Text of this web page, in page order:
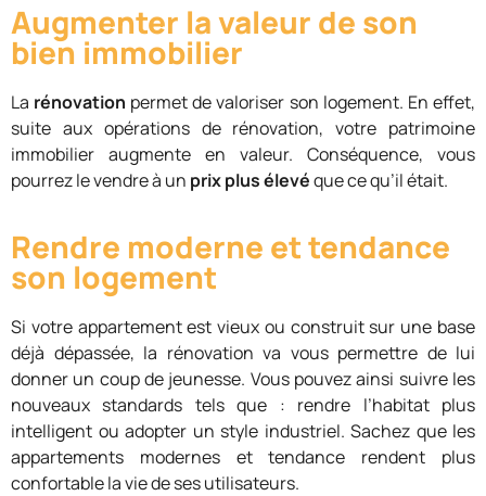
Augmenter la valeur de son
bien immobilier
La rénovation permet de valoriser son logement. En effet,
suite aux opérations de rénovation, votre patrimoine
immobilier augmente en valeur. Conséquence, vous
pourrez le vendre à un prix plus élevéque ce qu’il était.
Rendre moderne et tendance
son logement
Si votre appartement est vieux ou construit sur une base
déjà dépassée, la rénovation va vous permettre de lui
donner un coup de jeunesse. Vous pouvez ainsi suivre les
nouveaux standards tels que : rendre l’habitat plus
intelligent ou adopter un style industriel. Sachez que les
appartements modernes et tendance rendent plus
confortable la vie de ses utilisateurs.